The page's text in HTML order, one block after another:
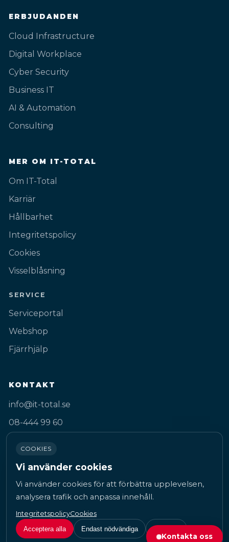
ERBJUDANDEN
Cloud Infrastructure
Digital Workplace
Cyber Security
Business IT
AI & Automation
Consulting
MER OM IT-TOTAL
Om IT-Total
Karriär
Hållbarhet
Integritetspolicy
Cookies
Visselblåsning
SERVICE
Serviceportal
Webshop
Fjärrhjälp
KONTAKT
info@it-total.se
08-444 99 60
169 74 Solna
© 2026 IT-Total Sweden AB.
Kontakta oss
COOKIES
Vi använder cookies
Vi använder cookies för att förbättra upplevelsen,
analysera trafik och anpassa innehåll.
IntegritetspolicyCookies
Acceptera alla
Endast nödvändiga Anpassa